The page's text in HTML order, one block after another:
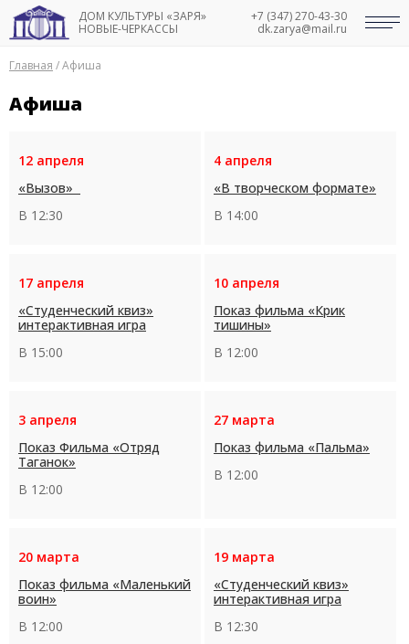
ДОМ КУЛЬТУРЫ «ЗАРЯ»
НОВЫЕ-ЧЕРКАССЫ
+7 (347) 270-43-30
dk.zarya@mail.ru
Главная /Афиша
Афиша
12 апреля
«Вызов»
В 12:30
4 апреля
«В творческом формате»
В 14:00
17 апреля
«Студенческий квиз»
интерактивная игра
В 15:00
10 апреля
Показ фильма «Крик
тишины»
В 12:00
3 апреля
Показ Фильма «Отряд
Таганок»
В 12:00
27 марта
Показ фильма «Пальма»
В 12:00
20 марта
Показ фильма «Маленький
воин»
В 12:00
19 марта
«Студенческий квиз»
интерактивная игра
В 12:30